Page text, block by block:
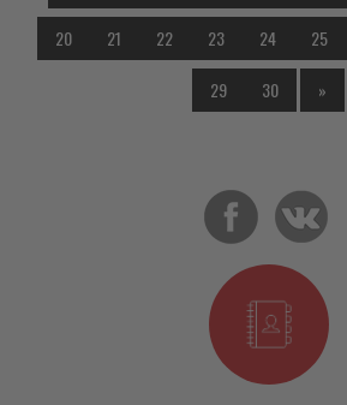
20 21 22 23 24 25
29 30 »